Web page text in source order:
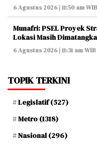
6 Agustus 2026 | 11:50 am WIB
Munafri: PSEL Proyek
Lokasi Masih
6 Agustus 2026 | 11:31 am WIB
TOPIK TERKINI
Legislatif(527)
Metro (1318)
Nasional(296)